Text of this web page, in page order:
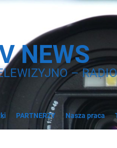
NEWS
–
PARTNERZY Nasza praca